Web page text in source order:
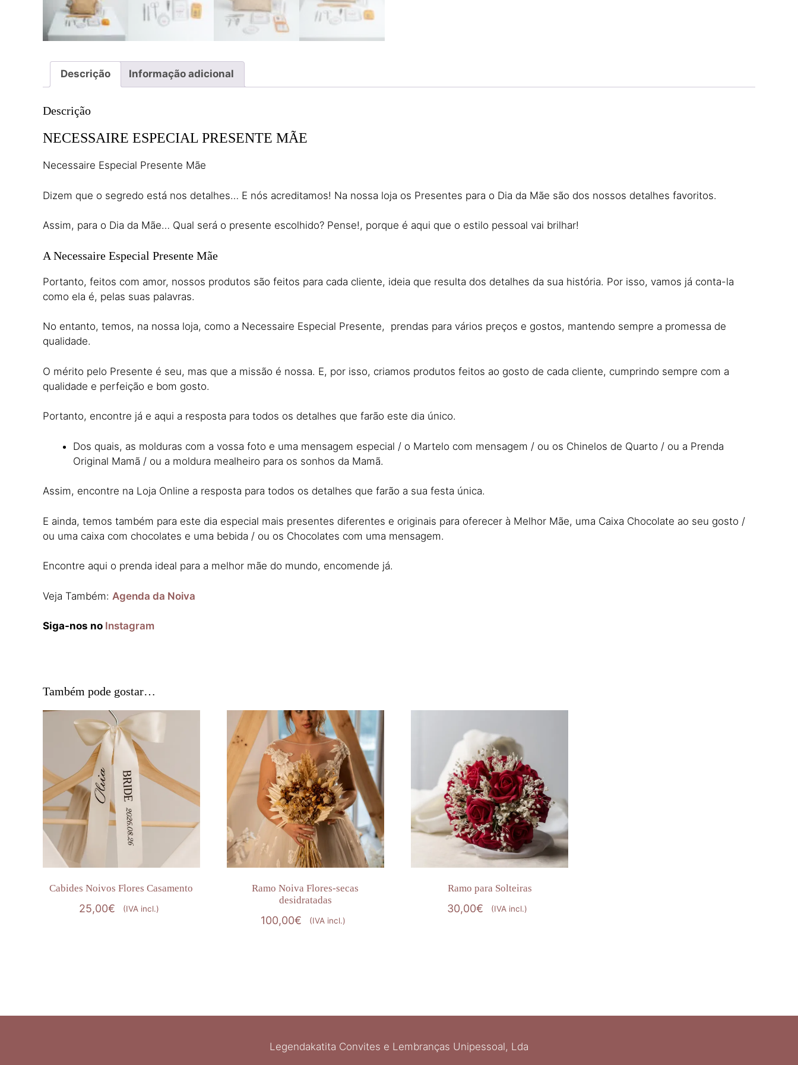
Descrição Informação adicional
Descrição
NECESSAIRE ESPECIAL PRESENTE MÃE
Necessaire Especial Presente Mãe
Dizem que o segredo está nos detalhes… E nós acreditamos! Na nossa loja os Presentes para o Dia da Mãe são dos nossos detalhes favoritos.
Assim, para o Dia da Mãe… Qual será o presente escolhido? Pense!, porque é aqui que o estilo pessoal vai brilhar!
A Necessaire Especial Presente Mãe
Portanto, feitos com amor, nossos produtos são feitos para cada cliente, ideia que resulta dos detalhes da sua história. Por isso, vamos já conta-la
como ela é, pelas suas palavras.
No entanto, temos, na nossa loja, como a Necessaire Especial Presente, prendas para vários preços e gostos, mantendo sempre a promessa de
qualidade.
O mérito pelo Presente é seu, mas que a missão é nossa. E, por isso, criamos produtos feitos ao gosto de cada cliente, cumprindo sempre com a
qualidade e perfeição e bom gosto.
Portanto, encontre já e aqui a resposta para todos os detalhes que farão este dia único.
Dos quais, as molduras com a vossa foto e uma mensagem especial / o Martelo com mensagem / ou os Chinelos de Quarto / ou a Prenda
Original Mamã / ou a moldura mealheiro para os sonhos da Mamã.
Assim, encontre na Loja Online a resposta para todos os detalhes que farão a sua festa única.
E ainda, temos também para este dia especial mais presentes diferentes e originais para oferecer à Melhor Mãe, uma Caixa Chocolate ao seu gosto /
ou uma caixa com chocolates e uma bebida / ou os Chocolates com uma mensagem.
Encontre aqui o prenda ideal para a melhor mãe do mundo, encomende já.
Veja Também: Agenda da Noiva
Siga-nos no Instagram
Também pode gostar…
Cabides Noivos Flores Casamento
25,00€ (IVA incl.)
Ramo Noiva Flores-secas
desidratadas
100,00€ (IVA incl.)
Ramo para Solteiras
30,00€ (IVA incl.)
Legendakatita Convites e Lembranças Unipessoal, Lda